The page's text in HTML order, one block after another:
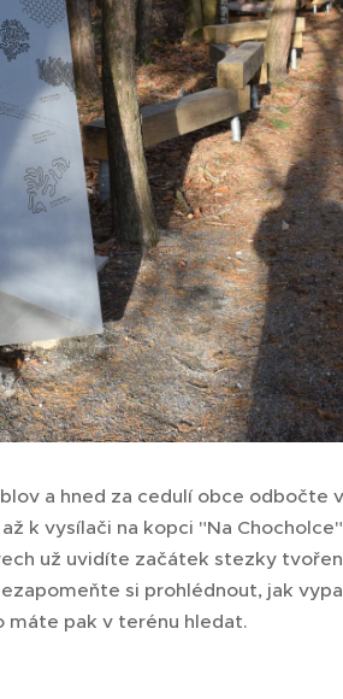
a hned za cedulí obce odbočte
k vysílači na kopci "Na
už uvidíte začátek stezky
si prohlédnout, jak
máte pak v terénu hledat.